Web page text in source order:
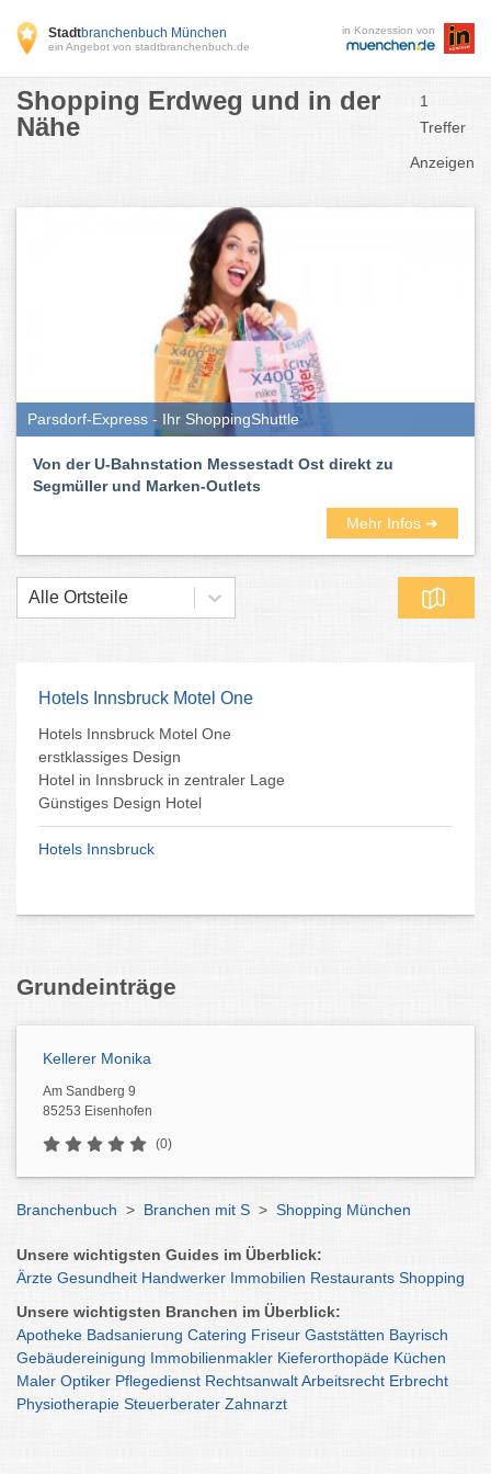
Stadtbranchenbuch München
ein Angebot von stadtbranchenbuch.de
in Konzession von
Shopping Erdweg und in der
Nähe
1
Treffer
Anzeigen
Parsdorf-Express - Ihr ShoppingShuttle
Von der U-Bahnstation Messestadt Ost direkt zu
Segmüller und Marken-Outlets
Mehr Infos ➜
Alle Ortsteile
Hotels Innsbruck Motel One
Hotels Innsbruck Motel One
erstklassiges Design
Hotel in Innsbruck in zentraler Lage
Günstiges Design Hotel
Hotels Innsbruck
Grundeinträge
Kellerer Monika
Am Sandberg 9
85253 Eisenhofen
(0)
Branchenbuch > Branchen mit S > Shopping München
Unsere wichtigsten Guides im Überblick:
Ärzte Gesundheit Handwerker Immobilien Restaurants Shopping
Unsere wichtigsten Branchen im Überblick:
Apotheke Badsanierung Catering Friseur Gaststätten Bayrisch
Gebäudereinigung Immobilienmakler Kieferorthopäde Küchen
Maler Optiker Pflegedienst RechtsanwaltArbeitsrecht Erbrecht
Physiotherapie Steuerberater Zahnarzt